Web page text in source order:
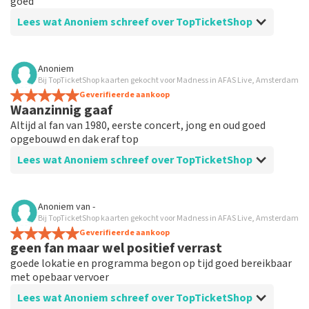
Lees wat Anoniem schreef over TopTicketShop
Beoordeling van Anoniem over
????
Fijn om dat mailtje te ontvangen met alle info meer
heb ik niet te melden
Anoniem
Bij TopTicketShop kaarten gekocht voor Madness in AFAS Live, Amsterdam
Geverifieerde aankoop
Waanzinnig gaaf
Altijd al fan van 1980, eerste concert, jong en oud goed
opgebouwd en dak eraf top
Lees wat Anoniem schreef over TopTicketShop
Beoordeling van Anoniem over
Top
Prima informatie duidelijk uitleg en geen verrassingen;
volgende keer weer mee met een gave show
Anoniem van -
Bij TopTicketShop kaarten gekocht voor Madness in AFAS Live, Amsterdam
Geverifieerde aankoop
geen fan maar wel positief verrast
goede lokatie en programma begon op tijd goed bereikbaar
met opebaar vervoer
Lees wat Anoniem schreef over TopTicketShop